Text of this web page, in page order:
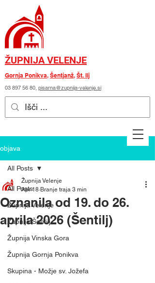
ŽUPNIJA VELENJE
Gornja Ponikva, Šentjanž, Št. Ilj
03 897 56 80, pisarna@zupnija-velenje.si
objava
All Posts
Župnija Velenje
Župnija Šentilj
Župnija Vinska Gora
Župnija Gornja Ponikva
Skupina - Možje sv. Jožefa
All Posts
Oznanila od 19. do 26.
aprila 2026 (Šentilj)
Župnija Velenje
Apr 18 Branje traja 3 min